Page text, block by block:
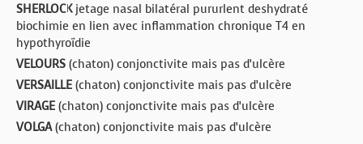
SHERLOCK jetage nasal bilatéral pururlent deshydraté
biochimie en lien avec inflammation chronique T4 en
hypothyroïdie
VELOURS (chaton) conjonctivite mais pas d’ulcère
VERSAILLE (chaton) conjonctivite mais pas d’ulcère
VIRAGE (chaton) conjonctivite mais pas d’ulcère
VOLGA(chaton) conjonctivite mais pas d’ulcère